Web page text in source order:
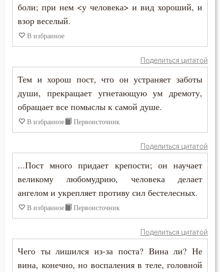
Приметы
Причастие
Проповеди
Пророчество
Прощение
Пьянство
Работа
Рабство телесное
боли; при нем <у человека> и вид хороший, и
взор веселый.
В избранное
Поделиться цитатой
Тем и хорош пост, что он устраняет заботы
души, прекращает угнетающую ум дремоту,
обращает все помыслы к самой душе.
В избранное Первоисточник
Поделиться цитатой
...Пост много придает крепости; он научает
великому любомудрию, человека делает
ангелом и укрепляет противу сил бестелесных.
В избранное Первоисточник
Поделиться цитатой
Чего ты лишился из-за поста? Вина ли? Не
вина, конечно, но воспаления в теле, головной